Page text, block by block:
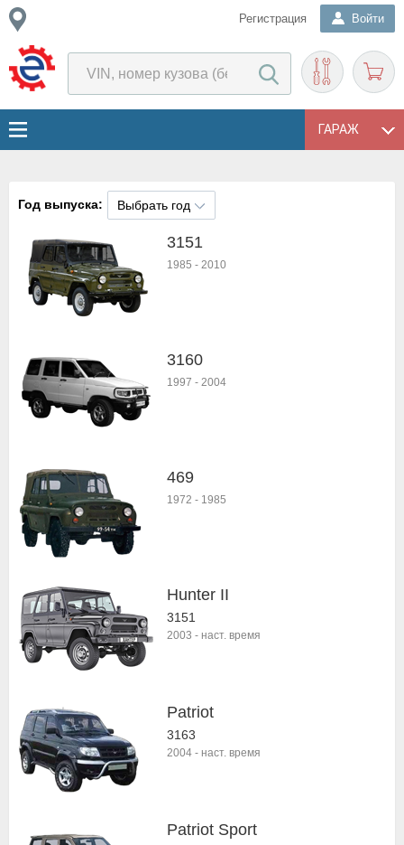
Регистрация Войти
ГАРАЖ
Год выпуска: Выбрать год
3151
1985 - 2010
3160
1997 - 2004
469
1972 - 1985
Hunter II
3151
2003 - наст. время
Patriot
3163
2004 - наст. время
Patriot Sport